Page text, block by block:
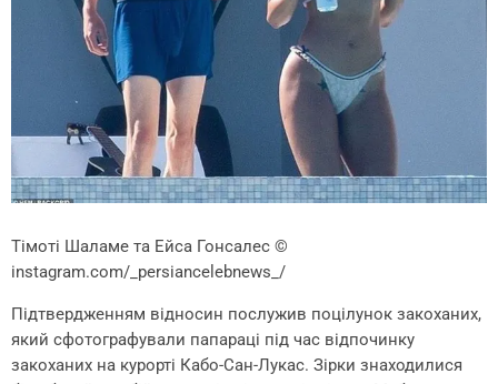
Тімоті Шаламе та Ейса Гонсалес ©
instagram.com/_persiancelebnews_/
Підтвердженням відносин послужив поцілунок закоханих,
який сфотографували папараці під час відпочинку
закоханих на курорті Кабо-Сан-Лукас. Зірки знаходилися